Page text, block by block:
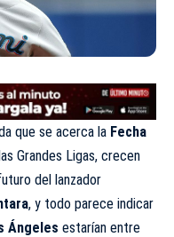
que se acerca la Fecha
Grandes Ligas, crecen
del lanzador
, y todo parece indicar
Ángeles estarían entre